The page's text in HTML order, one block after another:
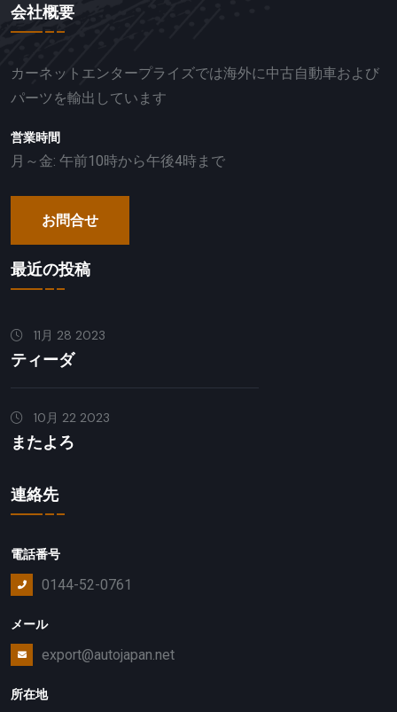
会社概要
カーネットエンタープライズでは海外に中古自動車および
パーツを輸出しています
営業時間
月～金: 午前10時から午後4時まで
お問合せ
最近の投稿
11月 28 2023
ティーダ
10月 22 2023
またよろ
連絡先
電話番号
0144-52-0761
メール
export@autojapan.net
所在地